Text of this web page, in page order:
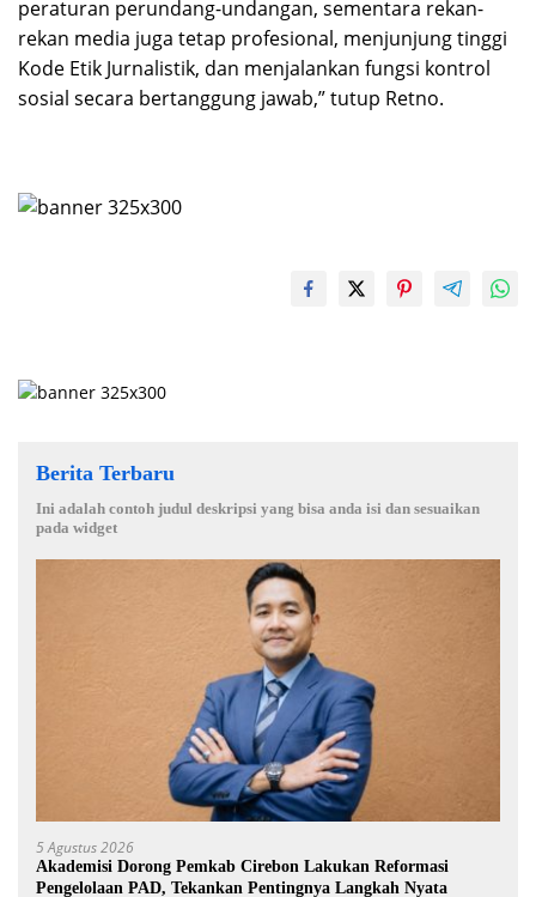
peraturan perundang-undangan, sementara rekan-
rekan media juga tetap profesional, menjunjung tinggi
Kode Etik Jurnalistik, dan menjalankan fungsi kontrol
sosial secara bertanggung jawab,” tutup Retno.
Berita Terbaru
Ini adalah contoh judul deskripsi yang bisa anda isi dan sesuaikan
pada widget
5 Agustus 2026
Akademisi Dorong Pemkab Cirebon Lakukan Reformasi
Pengelolaan PAD, Tekankan Pentingnya Langkah Nyata